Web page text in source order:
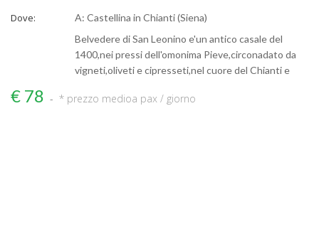
Dove:
A: Castellina in Chianti (Siena)
Belvedere di San Leonino e'un antico casale del
1400,nei pressi dell'omonima Pieve,circonadato da
vigneti,oliveti e cipresseti,nel cuore del Chianti e
€ 78 * prezzo medioa pax / giorno